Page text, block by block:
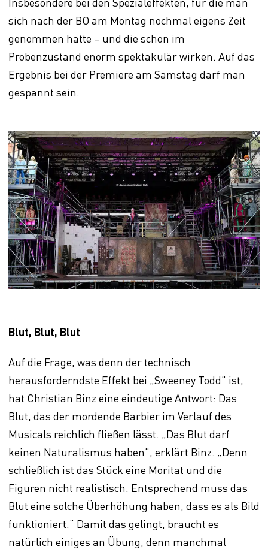
sich nach der BO am Montag nochmal eigens Zeit
genommen hatte – und die schon im
Probenzustand enorm spektakulär wirken. Auf das
Ergebnis bei der Premiere am Samstag darf man
gespannt sein.
Blut, Blut, Blut
Auf die Frage, was denn der technisch
herausforderndste Effekt bei „Sweeney Todd“ ist,
hat Christian Binz eine eindeutige Antwort: Das
Blut, das der mordende Barbier im Verlauf des
Musicals reichlich fließen lässt. „Das Blut darf
keinen Naturalismus haben“, erklärt Binz. „Denn
schließlich ist das Stück eine Moritat und die
Figuren nicht realistisch. Entsprechend muss das
Blut eine solche Überhöhung haben, dass es als Bild
funktioniert.“ Damit das gelingt, braucht es
natürlich einiges an Übung, denn manchmal